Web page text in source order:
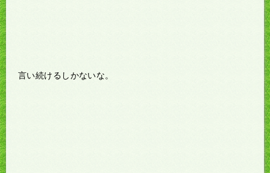
言い続けるしかないな。